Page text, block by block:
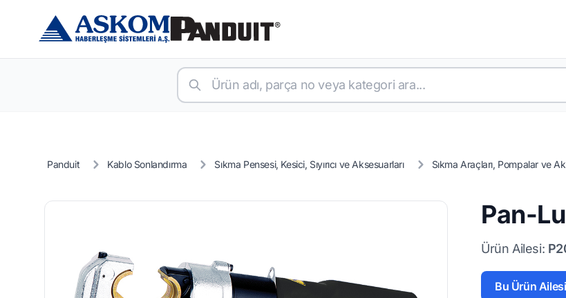
Panduit Kablo Sonlandırma Sıkma Pensesi, Kesici, Sıyırıcı ve Aksesuarları Sıkma Araçları, Pompalar ve
Pan-
Ürün Ailesi:
Bu Ürün